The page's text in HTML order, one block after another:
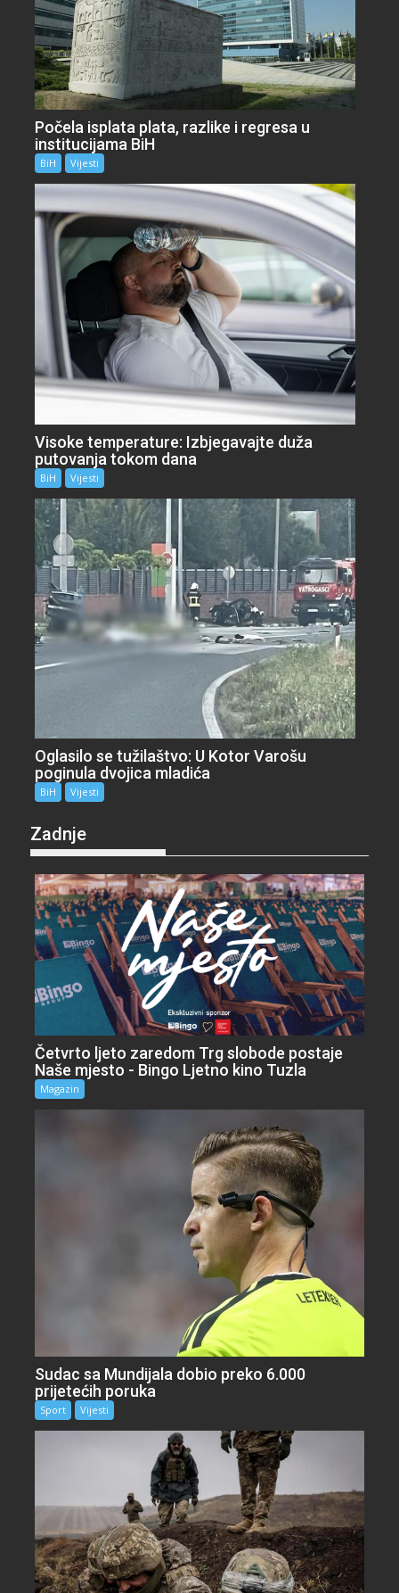
Počela isplata plata, razlike i regresa u
institucijama BiH
BiH Vijesti
Visoke temperature: Izbjegavajte duža
putovanja tokom dana
BiH Vijesti
Oglasilo se tužilaštvo: U Kotor Varošu
poginula dvojica mladića
BiH Vijesti
Zadnje
Četvrto ljeto zaredom Trg slobode postaje
Naše mjesto - Bingo Ljetno kino Tuzla
Magazin
Sudac sa Mundijala dobio preko 6.000
prijetećih poruka
Sport Vijesti